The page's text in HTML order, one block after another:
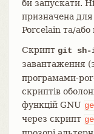
би запускати.
призначена
Porcelain та/або
Скрипт git sh-
завантаження
програмами-
скриптів
функцій GNU
через скрипт